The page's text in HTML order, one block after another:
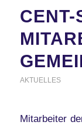
CENT-
AKTUELLES
Mitarbeiter